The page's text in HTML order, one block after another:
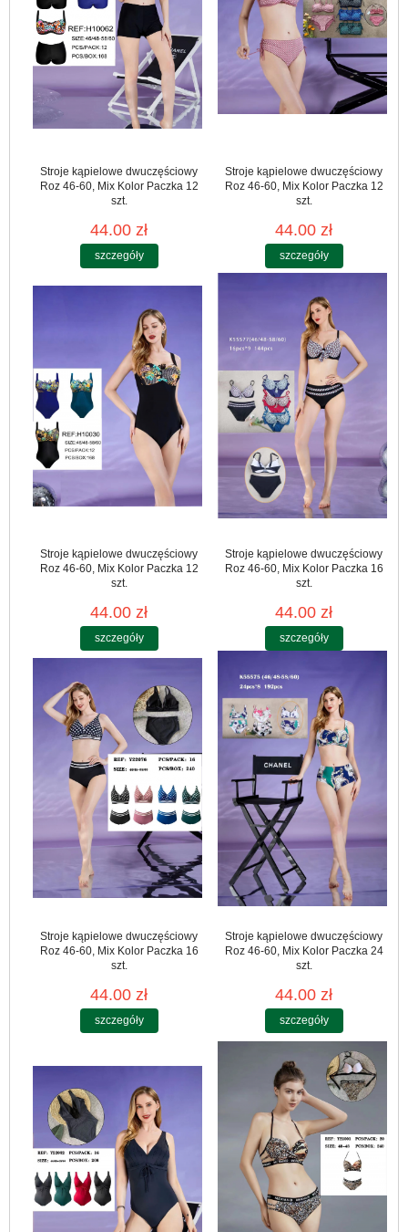
Stroje kąpielowe dwuczęściowy
Roz 46-60, Mix Kolor Paczka 12
szt.
44.00 zł
szczegóły
Stroje kąpielowe dwuczęściowy
Roz 46-60, Mix Kolor Paczka 12
szt.
44.00 zł
szczegóły
Stroje kąpielowe dwuczęściowy
Roz 46-60, Mix Kolor Paczka 12
szt.
44.00 zł
szczegóły
Stroje kąpielowe dwuczęściowy
Roz 46-60, Mix Kolor Paczka 16
szt.
44.00 zł
szczegóły
Stroje kąpielowe dwuczęściowy
Roz 46-60, Mix Kolor Paczka 16
szt.
44.00 zł
szczegóły
Stroje kąpielowe dwuczęściowy
Roz 46-60, Mix Kolor Paczka 24
szt.
44.00 zł
szczegóły